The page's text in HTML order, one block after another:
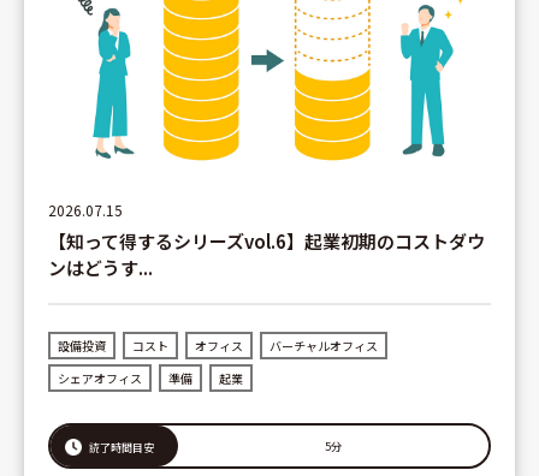
2026.07.15
【知って得するシリーズvol.6】起業初期のコストダウ
ンはどうす...
設備投資 コスト オフィス
バーチャルオフィス
シェアオフィス
準備 起業
読了時間目安 5分